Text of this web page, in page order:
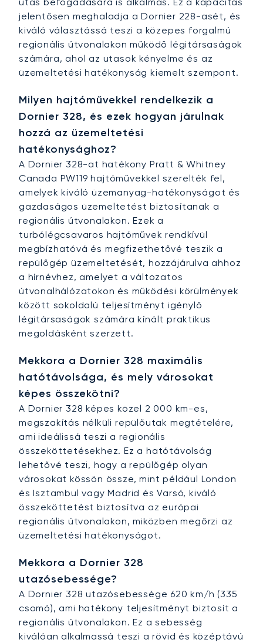
utas befogadására is alkalmas. Ez a kapacitás
jelentősen meghaladja a Dornier 228-asét, és
kiváló választássá teszi a közepes forgalmú
regionális útvonalakon működő légitársaságok
számára, ahol az utasok kényelme és az
üzemeltetési hatékonyság kiemelt szempont.
Milyen hajtóművekkel rendelkezik a
Dornier 328, és ezek hogyan járulnak
hozzá az üzemeltetési
hatékonysághoz?
A Dornier 328-at hatékony Pratt & Whitney
Canada PW119 hajtóművekkel szerelték fel,
amelyek kiváló üzemanyag-hatékonyságot és
gazdaságos üzemeltetést biztosítanak a
regionális útvonalakon. Ezek a
turbólégcsavaros hajtóművek rendkívül
megbízhatóvá és megfizethetővé teszik a
repülőgép üzemeltetését, hozzájárulva ahhoz
a hírnévhez, amelyet a változatos
útvonalhálózatokon és működési körülmények
között sokoldalú teljesítményt igénylő
légitársaságok számára kínált praktikus
megoldásként szerzett.
Mekkora a Dornier 328 maximális
hatótávolsága, és mely városokat
képes összekötni?
A Dornier 328 képes közel 2 000 km-es,
megszakítás nélküli repülőutak megtételére,
ami ideálissá teszi a regionális
összeköttetésekhez. Ez a hatótávolság
lehetővé teszi, hogy a repülőgép olyan
városokat kössön össze, mint például London
és Isztambul vagy Madrid és Varsó, kiváló
összeköttetést biztosítva az európai
regionális útvonalakon, miközben megőrzi az
üzemeltetési hatékonyságot.
Mekkora a Dornier 328
utazósebessége?
A Dornier 328 utazósebessége 620 km/h (335
csomó), ami hatékony teljesítményt biztosít a
regionális útvonalakon. Ez a sebesség
kiválóan alkalmassá teszi a rövid és középtávú